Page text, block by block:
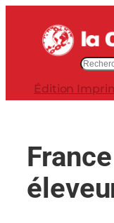
contenu
e
Édition